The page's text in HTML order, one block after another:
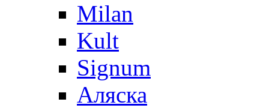
Milan
Kult
Signum
Аляска